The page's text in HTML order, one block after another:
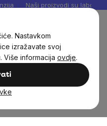
Nastavkom
izražavate svoj
Više informacija ovdje.
Naši proizvodi su